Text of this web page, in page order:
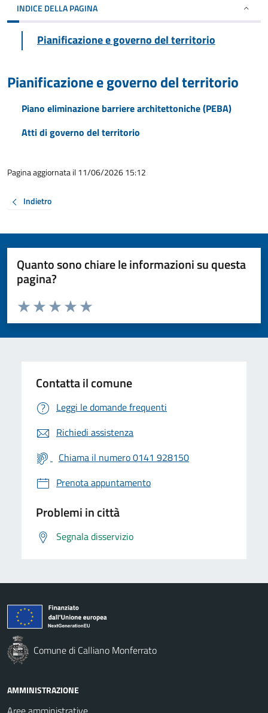
INDICE DELLA PAGINA
Pianificazione e governo del territorio
Pianificazione e governo del territorio
Piano eliminazione barriere architettoniche (PEBA)
Atti di governo del territorio
Pagina aggiornata il 11/06/2026 15:12
Indietro
Quanto sono chiare le informazioni su questa
pagina?
Valuta da 1 a 5 stelle la pagina
Valuta 5 stelle su 5
Valuta 4 stelle su 5
Valuta 3 stelle su 5
Valuta 2 stelle su 5
Valuta 1 stelle su 5
Contatta il comune
Leggi le domande frequenti
Richiedi assistenza
Chiama il numero 0141 928150
Prenota appuntamento
Problemi in città
Segnala disservizio
Comune di Calliano Monferrato
AMMINISTRAZIONE